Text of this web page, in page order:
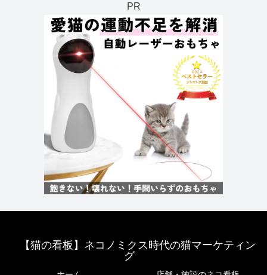
PR
【猫の看板】ネコノミクス時代の猫マーケティン
グ